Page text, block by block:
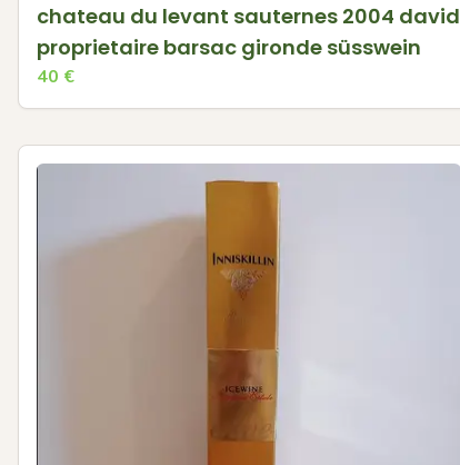
chateau du levant sauternes 2004 david
proprietaire barsac gironde süsswein
40 €